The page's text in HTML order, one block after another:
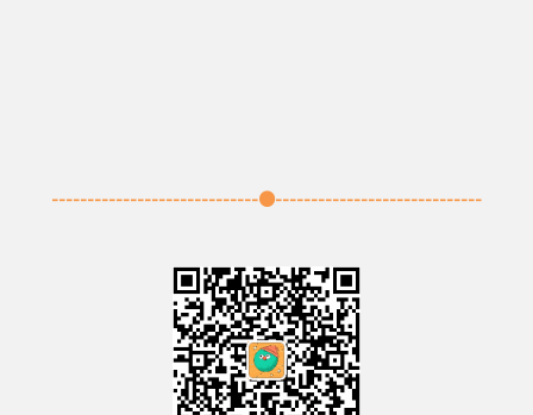
-----------------------------●-----------------------------